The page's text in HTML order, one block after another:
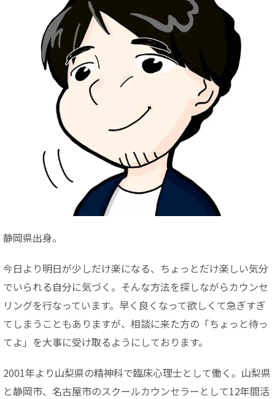
静岡県出身。
今日より明日が少しだけ楽になる、ちょっとだけ楽しい気分
でいられる自分に気づく。そんな方法を探しながらカウンセ
リングを行なっています。早く良くなって欲しくて急ぎすぎ
てしまうこともありますが、相談に来た方の「ちょっと待っ
てよ」を大事に受け取るようにしております。
2001年より山梨県の精神科で臨床心理士として働く。山梨県
と静岡市、名古屋市のスクールカウンセラーとして12年間活